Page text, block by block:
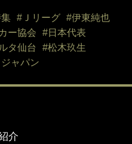
#Ｊリーグ
#伊東純也
ー協会
#日本代表
タ仙台
#松木玖生
ャパン
介